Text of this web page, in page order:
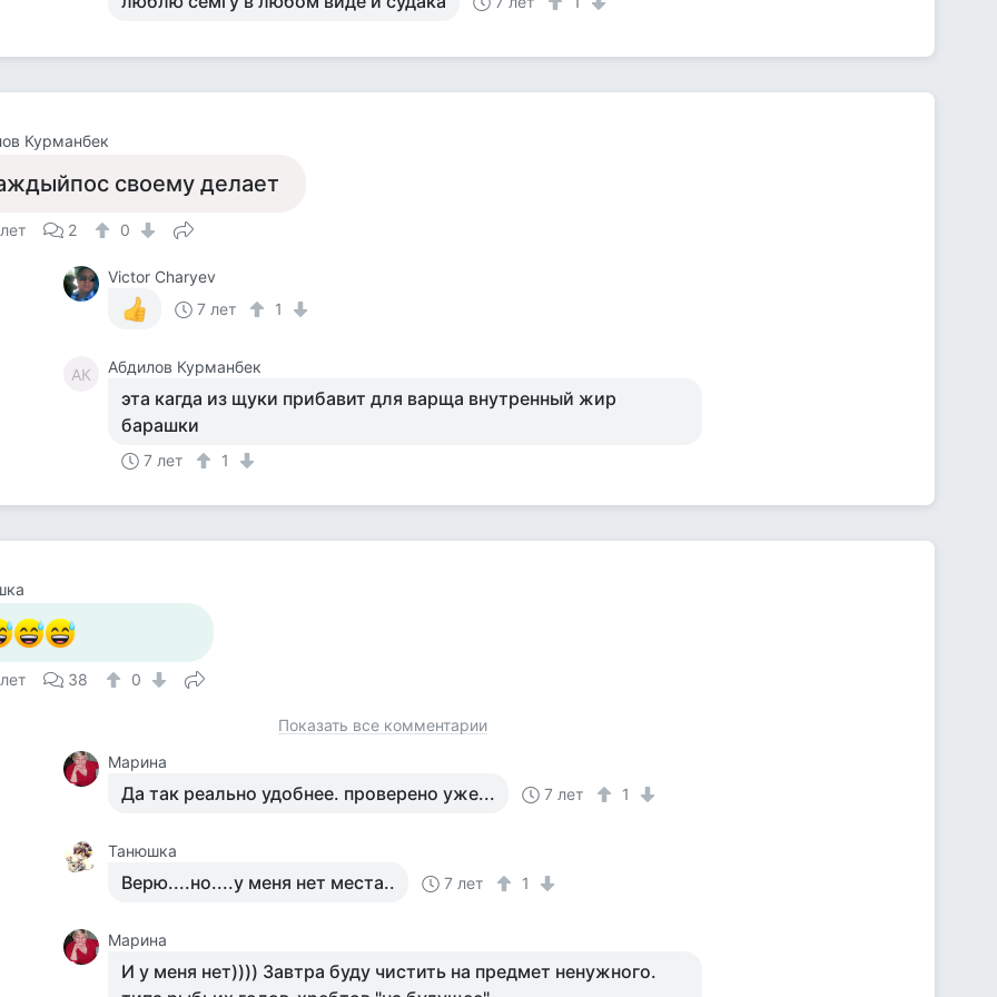
Курманбек
своему делает
2 0
Victor Charyev
7 лет
1
АК Абдилов Курманбек
эта кагда из щуки прибавит для варща внутренный жир
барашки
7 лет 1
38 0
Показать все комментарии
Марина
Да так реально удобнее. проверено уже... 7 лет 1
Танюшка
Верю....но....у меня нет места.. 7 лет 1
Марина
И у меня нет)))) Завтра буду чистить на предмет ненужного.